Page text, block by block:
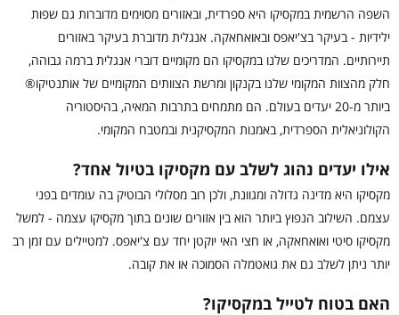
השפה הרשמית במקסיקו היא ספרדית, ובאזורים מסוימים מדוברות גם שפות
ילידיות - בעיקר בצ'יאפס ובאואחאקה. אנגלית מדוברת בעיקר באזורים
תיירותיים. המדריכים שלנו במקסיקו הם מקומיים דוברי אנגלית ברמה גבוהה,
חלק מהצוות המקומי שלנו בקנקון ומרשת הצוותים המקומיים של אותנטיקו®
ביותר מ-20 יעדים בעולם. הם מתמחים בתרבות המאיה, בהיסטוריה
הקולוניאלית הספרדית, באמנות המקסיקנית ובמטבח המקומי.
אילו יעדים נהוג לשלב עם מקסיקו בטיול אחד?
מקסיקו היא מדינה גדולה ומגוונת, ולכן רוב מסלולי הבוטיק בה עומדים בפני
עצמם. השילוב הנפוץ ביותר הוא בין אזורים שונים בתוך מקסיקו עצמה - למשל
מקסיקו סיטי ואואחאקה, או חצי האי יוקטן יחד עם צ'יאפס. למטיילים עם זמן רב
יותר ניתן לשלב גם את גואטמלה הסמוכה או את קובה.
האם בטוח לטייל במקסיקו?